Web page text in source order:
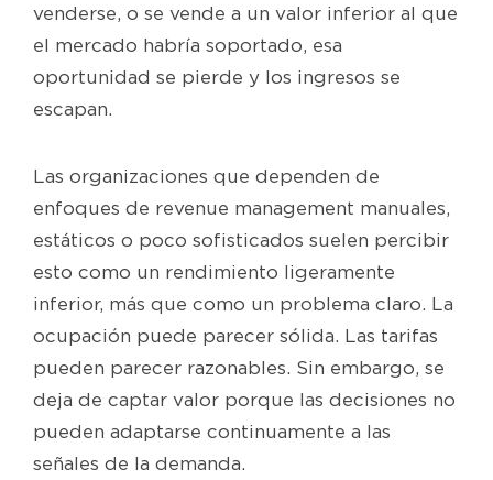
venderse, o se vende a un valor inferior al que
el mercado habría soportado, esa
oportunidad se pierde y los ingresos se
escapan.
Las organizaciones que dependen de
enfoques de revenue management manuales,
estáticos o poco sofisticados suelen percibir
esto como un rendimiento ligeramente
inferior, más que como un problema claro. La
ocupación puede parecer sólida. Las tarifas
pueden parecer razonables. Sin embargo, se
deja de captar valor porque las decisiones no
pueden adaptarse continuamente a las
señales de la demanda.